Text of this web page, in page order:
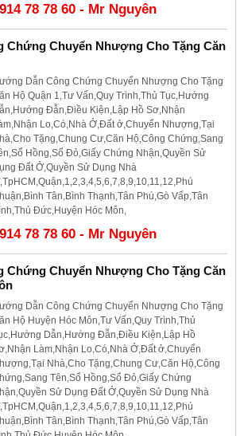
78 78 60 - Mr Nguyên
Chứng Chuyển Nhượng Cho Tặng Căn
Dẫn Công Chứng Chuyển Nhượng Cho Tặng
Hộ Quận 1,Tư Vấn,Quy Trình,Thủ Tục,Hướng
Đẫn,Điều Kiện,Lập Hồ Sơ,Nhận
Lo,Có,Nhà Ở,Đất ở,Chuyển Nhượng,Tại
Tặng,Chung Cư,Căn Hộ,Công Chứng,Sang
Hồng,Sổ Đỏ,Giấy Chứng Nhận,Quyền Sử
Đất Ở,Quyền Sử Dụng Nhà
Tân,Bình Thạnh,Tân Phú,Gò Vấp,Tân
Đức,Huyện Hóc Môn,
78 78 60 - Mr Nguyên
Chứng Chuyển Nhượng Cho Tặng Căn
Dẫn Công Chứng Chuyển Nhượng Cho Tặng
Hộ Huyện Hóc Môn,Tư Vấn,Quy Trình,Thủ
Dẫn,Hướng Đẫn,Điều Kiện,Lập Hồ
Làm,Nhận Lo,Có,Nhà Ở,Đất ở,Chuyển
Nhà,Cho Tặng,Chung Cư,Căn Hộ,Công
Tên,Sổ Hồng,Sổ Đỏ,Giấy Chứng
Sử Dụng Đất Ở,Quyền Sử Dụng Nhà
Tân,Bình Thạnh,Tân Phú,Gò Vấp,Tân